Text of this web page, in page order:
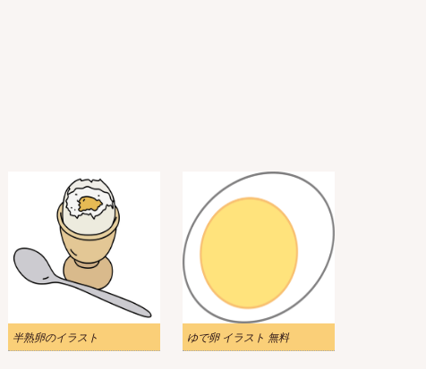
半熟卵のイラスト ゆで卵 イラスト 無料